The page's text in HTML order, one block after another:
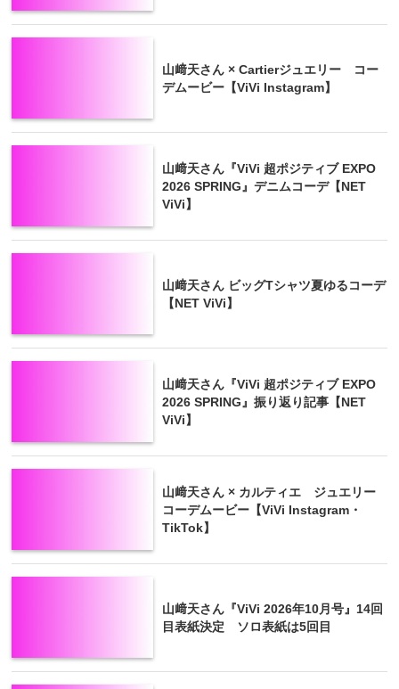
山﨑天さん × Cartierジュエリー コー
デムービー【ViVi Instagram】
山﨑天さん『ViVi 超ポジティブ EXPO
2026 SPRING』デニムコーデ【NET
ViVi】
山﨑天さん ビッグTシャツ夏ゆるコーデ
【NET ViVi】
山﨑天さん『ViVi 超ポジティブ EXPO
2026 SPRING』振り返り記事【NET
ViVi】
山﨑天さん × カルティエ ジュエリー
コーデムービー【ViVi Instagram・
TikTok】
山﨑天さん『ViVi 2026年10月号』14回
目表紙決定 ソロ表紙は5回目